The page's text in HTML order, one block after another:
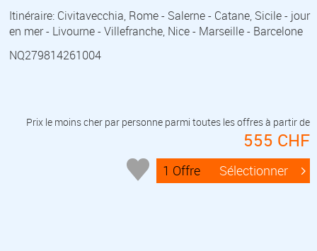
Itinéraire: Civitavecchia, Rome - Salerne - Catane, Sicile - jour
en mer - Livourne - Villefranche, Nice - Marseille - Barcelone
NQ279814261004
Prix le moins cher par personne parmi toutes les offres à partir de
555 CHF
1 Offre Sélectionner